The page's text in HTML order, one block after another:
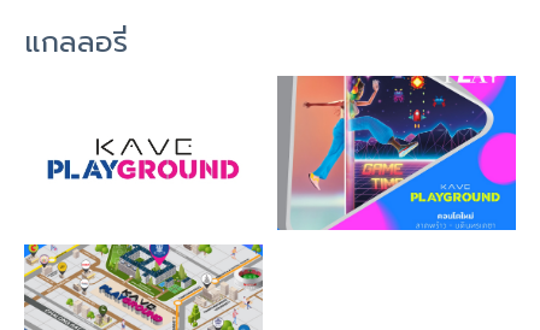
แกลลอรี่